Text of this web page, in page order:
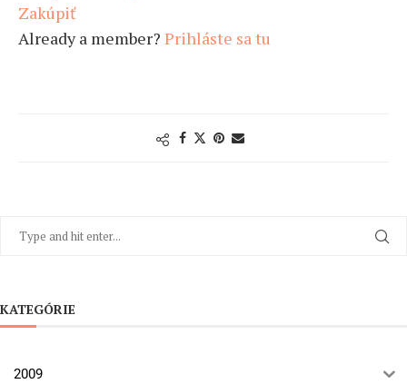
Zakúpiť
Already a member? Prihláste sa tu
KATEGÓRIE
2009